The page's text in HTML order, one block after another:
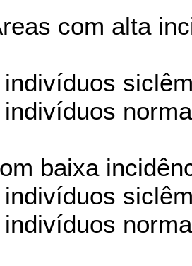
com alta
baixa